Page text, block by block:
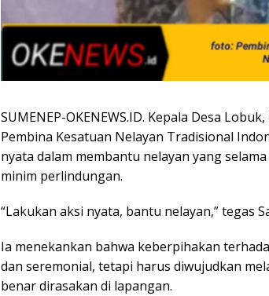
‍SUMENEP-OKENEWS.ID. Kepala Desa
Pembina Kesatuan Nelayan Tradisional
nyata dalam membantu nelayan yang
minim perlindungan.
“Lakukan aksi nyata, bantu nelayan,” tegas
Ia menekankan bahwa keberpihakan
dan seremonial, tetapi harus diwujudkan
benar dirasakan di lapangan.